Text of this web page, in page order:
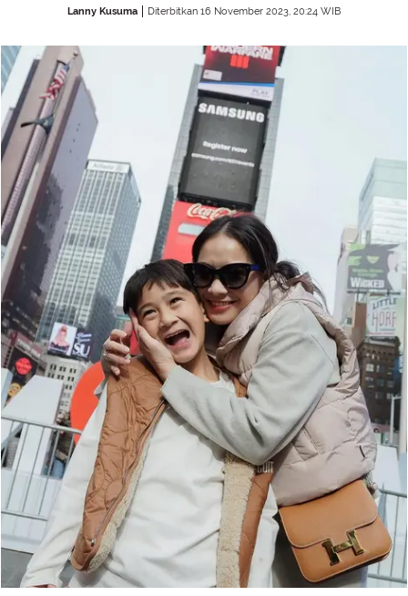
Lanny Kusuma Diterbitkan 16 November 2023, 20:24 WIB